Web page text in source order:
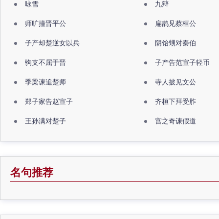
咏雪 九辩
师旷撞晋平公 扁鹊见蔡桓公
子产却楚逆女以兵 阴饴甥对秦伯
驹支不屈于晋 子产告范宣子轻币
季梁谏追楚师 寺人披见文公
郑子家告赵宣子 齐桓下拜受胙
王孙满对楚子 宫之奇谏假道
名句推荐